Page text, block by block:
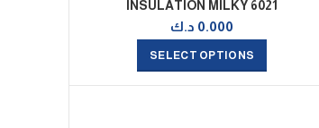
INSULATION MILKY 6021
0.000 د.ك
SELECT OPTIONS